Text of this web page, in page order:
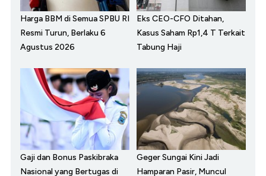
Harga BBM di Semua SPBU RI
Resmi Turun, Berlaku 6
Agustus 2026
Eks CEO-CFO Ditahan,
Kasus Saham Rp1,4 T Terkait
Tabung Haji
Gaji dan Bonus Paskibraka
Nasional yang Bertugas di
Geger Sungai Kini Jadi
Hamparan Pasir, Muncul